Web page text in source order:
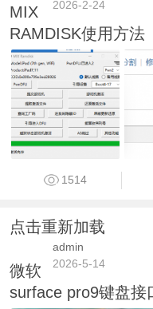
2026-2-24
MIX
RAMDISK使用方法
1514
点击重新加载
admin
2026-5-14
微软
surface pro9键盘接